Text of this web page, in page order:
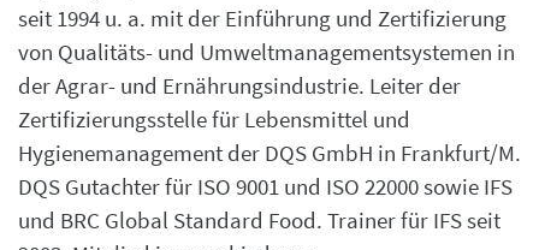
seit 1994 u. a. mit der Einführung und Zertifizierung
von Qualitäts- und Umweltmanagementsystemen in
der Agrar- und Ernährungsindustrie. Leiter der
Zertifizierungsstelle für Lebensmittel und
Hygienemanagement der DQS GmbH in Frankfurt/M.
DQS Gutachter für ISO 9001 und ISO 22000 sowie IFS
und BRC Global Standard Food. Trainer für IFS seit